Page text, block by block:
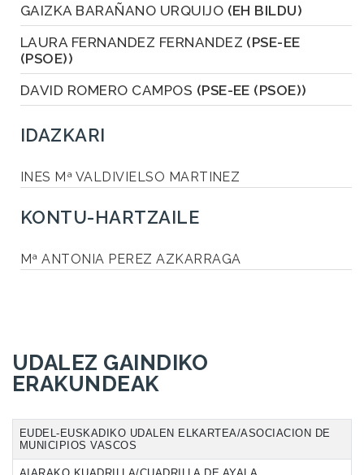
GAIZKA BARAÑANO URQUIJO (EH BILDU)
LAURA FERNANDEZ FERNANDEZ (PSE-EE
(PSOE))
DAVID ROMERO CAMPOS (PSE-EE (PSOE))
IDAZKARI
INES Mª VALDIVIELSO MARTINEZ
KONTU-HARTZAILE
Mª ANTONIA PEREZ AZKARRAGA
UDALEZ GAINDIKO
ERAKUNDEAK
EUDEL-EUSKADIKO UDALEN ELKARTEA/ASOCIACION DE
MUNICIPIOS VASCOS